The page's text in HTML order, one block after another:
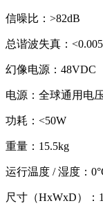
信噪比：>82dB
总谐波失真：
幻像电源：48VDC
电源：全球通用电
功耗：<50W
重量：15.5kg
运行温度 / 湿度：
尺寸（HxWxD）：